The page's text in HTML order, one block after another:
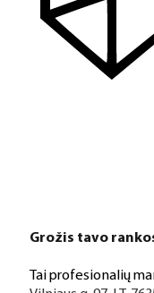
Greitas
Visus produktus
Jeigu turite
Aukštos kokybės